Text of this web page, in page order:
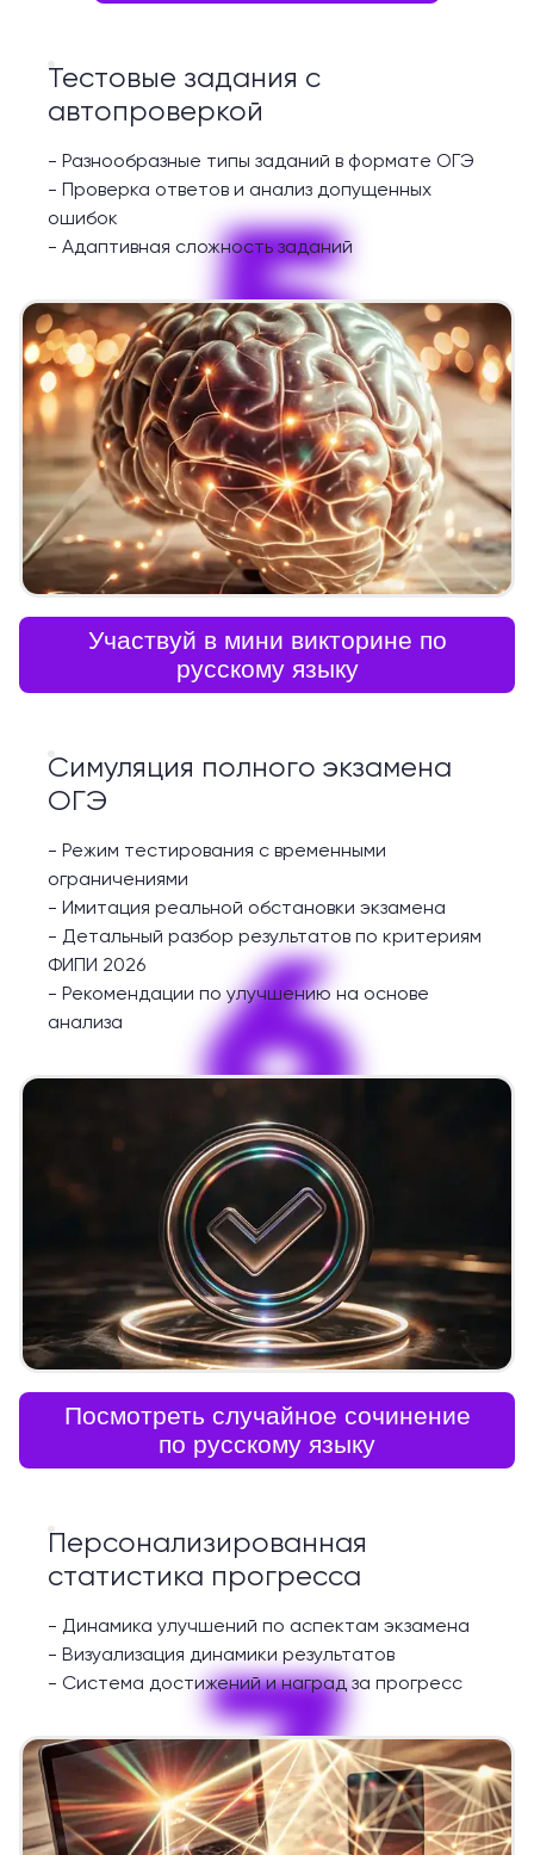
5
Тестовые задания с
автопроверкой
- Разнообразные типы заданий в формате ОГЭ
- Проверка ответов и анализ допущенных
ошибок
- Адаптивная сложность заданий
Участвуй в мини викторине по
русскому языку
6
Симуляция полного экзамена
ОГЭ
- Режим тестирования с временными
ограничениями
- Имитация реальной обстановки экзамена
- Детальный разбор результатов по критериям
ФИПИ 2026
- Рекомендации по улучшению на основе
анализа
Посмотреть случайное сочинение
по русскому языку
7
Персонализированная
статистика прогресса
- Динамика улучшений по аспектам экзамена
- Визуализация динамики результатов
- Система достижений и наград за прогресс